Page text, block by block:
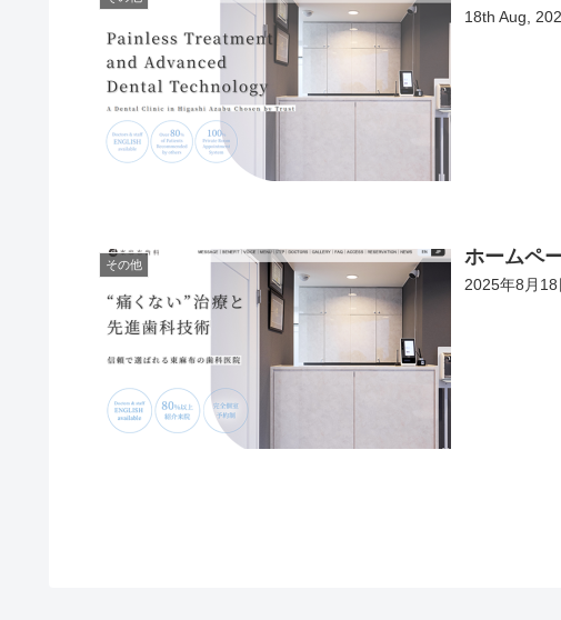
18th Aug,
その他 ホームペ
2025年8月